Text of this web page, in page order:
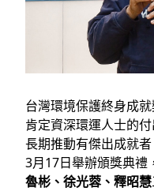
台灣環境保護終身成
肯定資深環運人士的
長期推動有傑出成就
3月17日舉辦頒獎典禮
魯彬、徐光蓉、釋昭慧